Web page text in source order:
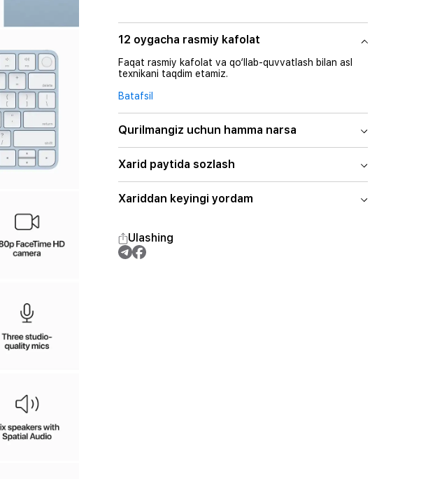
12 oygacha rasmiy kafolat
Faqat rasmiy kafolat va qo‘llab-quvvatlash bilan asl
texnikani taqdim etamiz.
Batafsil
Qurilmangiz uchun hamma narsa
Xarid paytida sozlash
Xariddan keyingi yordam
Ulashing